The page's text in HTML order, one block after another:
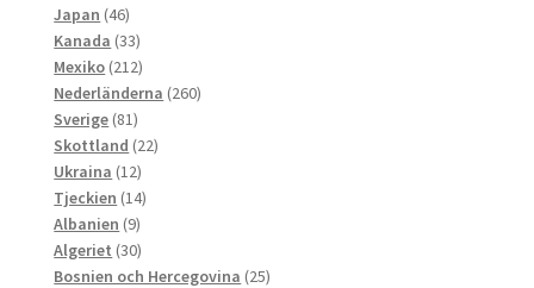
Japan 4646
produkter
Kanada 3333
produkter
Mexiko 212212
produkter
Nederländerna 260260
Sverige 8181
produkter
Skottland 2222
Ukraina 1212
produkter
Tjeckien 1414
Albanien 99
produkter
Algeriet 3030
produkter
Bosnien och Hercegovina 2525